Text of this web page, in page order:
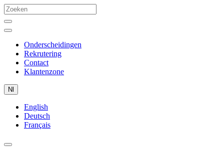
Onderscheidingen
Rekrutering
Contact
Klantenzone
Nl
English
Deutsch
Français